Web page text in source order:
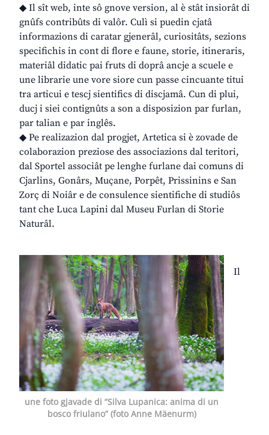
◆ Il sît web, inte sô gnove version, al è stât insiorât di
gnûfs contribûts di valôr. Culì si puedin cjatâ
informazions di caratar gjenerâl, curiositâts, sezions
specifichis in cont di flore e faune, storie, itineraris,
materiâl didatic pai fruts di doprâ ancje a scuele e
une librarie une vore siore cun passe cincuante titui
tra articui e tescj sientifics di discjamâ. Cun di plui,
ducj i siei contignûts a son a disposizion par furlan,
par talian e par inglês.
◆ Pe realizazion dal progjet, Artetica si è zovade de
colaborazion preziose des associazions dal teritori,
dal Sportel associât pe lenghe furlane dai comuns di
Cjarlins, Gonârs, Muçane, Porpêt, Prissinins e San
Zorç di Noiâr e de consulence sientifiche di studiôs
tant che Luca Lapini dal Museu Furlan di Storie
Naturâl.
une foto gjavade di “Silva Lupanica: anima di un
bosco friulano” (foto Anne Mäenurm)
Il